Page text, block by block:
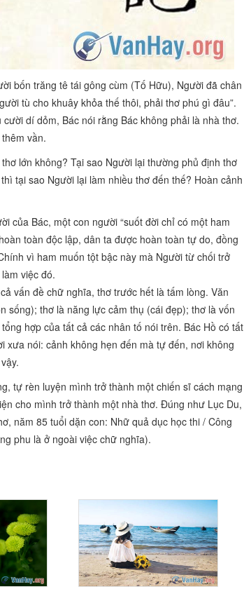
bốn trăng tê tái gông cùm (Tố Hữu), Người đã chân
tù cho khuây khỏa thế thôi, phải thơ phú gì đâu”.
dí dỏm, Bác nói rằng Bác không phải là nhà thơ.
vần.
lớn không? Tại sao Người lại thường phủ định thơ
tại sao Người lại làm nhiều thơ đến thế? Hoàn cảnh
của Bác, một con người“suốt đời chỉ có một ham
toàn độc lập, dân ta được hoàn toàn tự do, đồng
vì ham muốn tột bậc này mà Người từ chối trở
việc đó.
vấn đề chữ nghĩa, thơ trước hết là tấm lòng.Văn
sống); thơ là năng lực cảm thụ (cái đẹp); thơ là vốn
hợp của tất cả các nhân tố nói trên. Bác Hồ có tất
xưa nói:cảnh không hẹn đến mà tự đến, nơi không
tự rèn luyện mình trở thành một chiến sĩ cách mạng
cho mình trở thành một nhà thơ. Đúng như Lục Du,
năm 85 tuổi dặn con: Nhữ quả dục học thi / Công
phu là ở ngoài việc chữ nghĩa).